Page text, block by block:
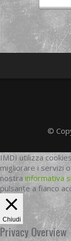
©
IMDI utilizza
migliorare i servizi
nostrainformativa
pulsante a fianco
Chiudi
Privacy Overview